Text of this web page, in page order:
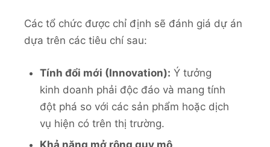
Các tổ chức được chỉ định sẽ đánh giá dự án
dựa trên các tiêu chí sau:
Tính đổi mới (Innovation): Ý tưởng
kinh doanh phải độc đáo và mang tính
đột phá so với các sản phẩm hoặc dịch
vụ hiện có trên thị trường.
Khả năng mở rộng quy mô